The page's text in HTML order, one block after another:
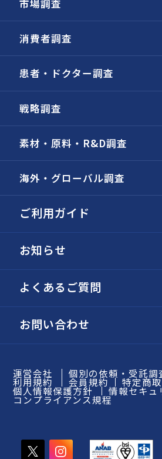
市場調査
消費者調査
患者・ドクター調査
戦略調査
素材・原料・R&D調査
海外・グローバル調査
ご利用ガイド
お知らせ
よくあるご質問
お問い合わせ
運営会社 個別の依頼・受託調
利用規約 会員規約 特定商
個人情報保護方針 情報セキュ
コンプライアンス規程